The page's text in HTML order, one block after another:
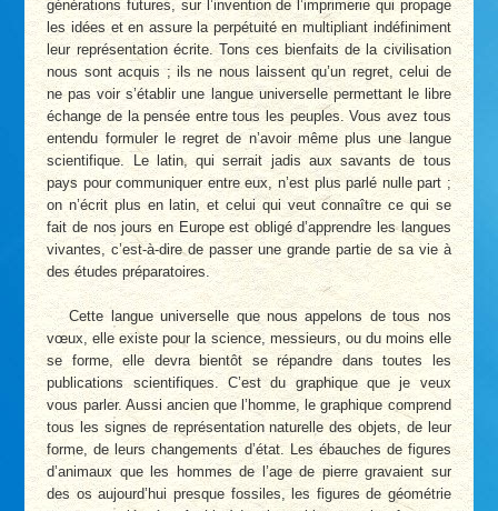
générations futures, sur l’invention de l’imprimerie qui propage
les idées et en assure la perpétuité en multipliant indéfiniment
leur représentation écrite. Tons ces bienfaits de la civilisation
nous sont acquis ; ils ne nous laissent qu’un regret, celui de
ne pas voir s’établir une langue universelle permettant le libre
échange de la pensée entre tous les peuples. Vous avez tous
entendu formuler le regret de n’avoir même plus une langue
scientifique. Le latin, qui serrait jadis aux savants de tous
pays pour communiquer entre eux, n’est plus parlé nulle part ;
on n’écrit plus en latin, et celui qui veut connaître ce qui se
fait de nos jours en Europe est obligé d’apprendre les langues
vivantes, c’est-à-dire de passer une grande partie de sa vie à
des études préparatoires.
Cette langue universelle que nous appelons de tous nos
vœux, elle existe pour la science, messieurs, ou du moins elle
se forme, elle devra bientôt se répandre dans toutes les
publications scientifiques. C’est du graphique que je veux
vous parler. Aussi ancien que l’homme, le graphique comprend
tous les signes de représentation naturelle des objets, de leur
forme, de leurs changements d’état. Les ébauches de figures
d’animaux que les hommes de l’age de pierre gravaient sur
des os aujourd’hui presque fossiles, les figures de géométrie